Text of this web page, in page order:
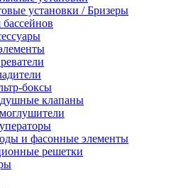
установки / Бризеры
бассейнов
боксы
клапаны
и фасонные элементы
решетки